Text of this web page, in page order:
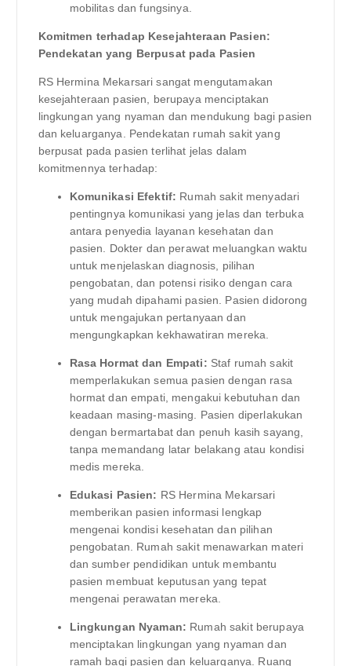
mobilitas dan fungsinya.
Komitmen terhadap Kesejahteraan Pasien:
Pendekatan yang Berpusat pada Pasien
RS Hermina Mekarsari sangat mengutamakan
kesejahteraan pasien, berupaya menciptakan
lingkungan yang nyaman dan mendukung bagi pasien
dan keluarganya. Pendekatan rumah sakit yang
berpusat pada pasien terlihat jelas dalam
komitmennya terhadap:
Komunikasi Efektif: Rumah sakit menyadari
pentingnya komunikasi yang jelas dan terbuka
antara penyedia layanan kesehatan dan
pasien. Dokter dan perawat meluangkan waktu
untuk menjelaskan diagnosis, pilihan
pengobatan, dan potensi risiko dengan cara
yang mudah dipahami pasien. Pasien didorong
untuk mengajukan pertanyaan dan
mengungkapkan kekhawatiran mereka.
Rasa Hormat dan Empati: Staf rumah sakit
memperlakukan semua pasien dengan rasa
hormat dan empati, mengakui kebutuhan dan
keadaan masing-masing. Pasien diperlakukan
dengan bermartabat dan penuh kasih sayang,
tanpa memandang latar belakang atau kondisi
medis mereka.
Edukasi Pasien: RS Hermina Mekarsari
memberikan pasien informasi lengkap
mengenai kondisi kesehatan dan pilihan
pengobatan. Rumah sakit menawarkan materi
dan sumber pendidikan untuk membantu
pasien membuat keputusan yang tepat
mengenai perawatan mereka.
Lingkungan Nyaman: Rumah sakit berupaya
menciptakan lingkungan yang nyaman dan
ramah bagi pasien dan keluarganya. Ruang